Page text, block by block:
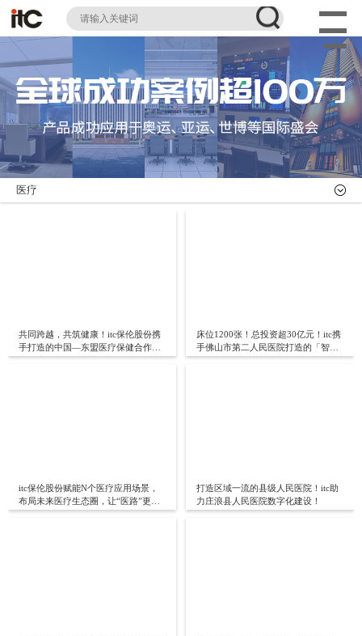
医疗
共同跨越，共筑健康！itc保伦股份携
手打造的中国—东盟医疗保健合作中
心（广西）正式启用
床位1200张！总投资超30亿元！itc携
手佛山市第二人民医院打造的「智慧
医院」正式开启试运行
itc保伦股份赋能N个医疗应用场景，
布局未来医疗生态圈，让“医路”更畅
通！
打造区域一流的县级人民医院！itc助
力庄浪县人民医院数字化建设！